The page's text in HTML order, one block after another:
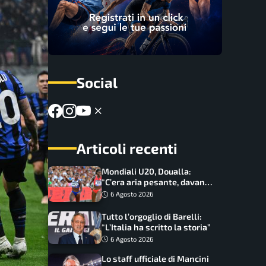
Social
Articoli recenti
Mondiali U20, Doualla:
“C’era aria pesante, davano
le mascherine! Finale? Non
6 Agosto 2026
Tutto l’orgoglio di Barelli:
“L’Italia ha scritto la storia”
6 Agosto 2026
Lo staff ufficiale di Mancini